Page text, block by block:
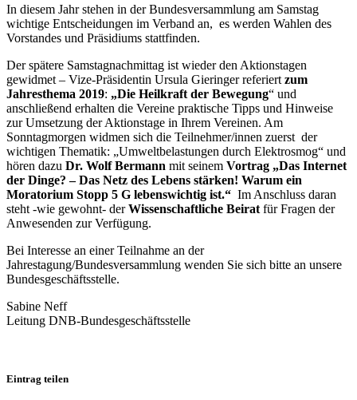
In diesem Jahr stehen in der Bundesversammlung am Samstag
wichtige Entscheidungen im Verband an, es werden Wahlen des
Vorstandes und Präsidiums stattfinden.
Der spätere Samstagnachmittag ist wieder den Aktionstagen
gewidmet – Vize-Präsidentin Ursula Gieringer referiert zum
Jahresthema 2019: „Die Heilkraft der Bewegung“ und
anschließend erhalten die Vereine praktische Tipps und Hinweise
zur Umsetzung der Aktionstage in Ihrem Vereinen. Am
Sonntagmorgen widmen sich die Teilnehmer/innen zuerst der
wichtigen Thematik: „Umweltbelastungen durch Elektrosmog“ und
hören dazu Dr. Wolf Bermann mit seinem Vortrag „Das Internet
der Dinge? – Das Netz des Lebens stärken! Warum ein
Moratorium Stopp 5 G lebenswichtig ist.“ Im Anschluss daran
steht -wie gewohnt- derWissenschaftliche Beirat für Fragen der
Anwesenden zur Verfügung.
Bei Interesse an einer Teilnahme an der
Jahrestagung/Bundesversammlung wenden Sie sich bitte an unsere
Bundesgeschäftsstelle.
Sabine Neff
Leitung DNB-Bundesgeschäftsstelle
Eintrag teilen